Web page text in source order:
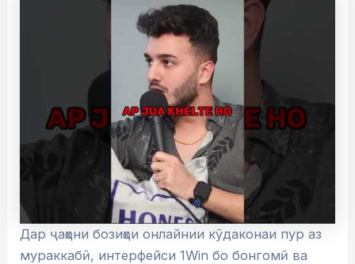
Дар ҷаҳони бозиҳои онлайнии кӯдаконаи пур аз
мураккабӣ, интерфейси 1Win бо бонгомӣ ва